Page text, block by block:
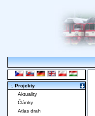
:. Projekty
Aktuality
Články
Atlas drah